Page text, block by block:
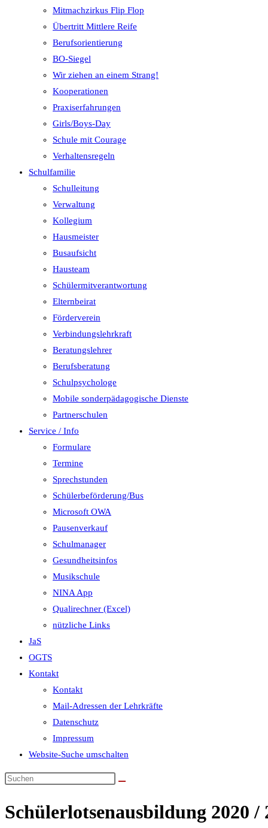
Mitmachzirkus Flip Flop
Übertritt Mittlere Reife
Berufsorientierung
BO-Siegel
Wir ziehen an einem Strang!
Kooperationen
Praxiserfahrungen
Girls/Boys-Day
Schule mit Courage
Verhaltensregeln
Schulfamilie
Schulleitung
Verwaltung
Kollegium
Hausmeister
Busaufsicht
Hausteam
Schülermitverantwortung
Elternbeirat
Förderverein
Verbindungslehrkraft
Beratungslehrer
Berufsberatung
Schulpsychologe
Mobile sonderpädagogische Dienste
Partnerschulen
Service / Info
Formulare
Termine
Sprechstunden
Schülerbeförderung/Bus
Microsoft OWA
Pausenverkauf
Schulmanager
Gesundheitsinfos
Musikschule
NINA App
Qualirechner (Excel)
nützliche Links
JaS
OGTS
Kontakt
Kontakt
Mail-Adressen der Lehrkräfte
Datenschutz
Impressum
Website-Suche umschalten
Schülerlotsenausbildung 2020 /